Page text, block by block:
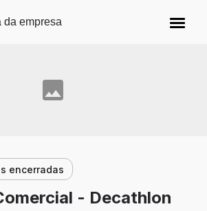
principal
da empresa
encerradas
- Decathlon